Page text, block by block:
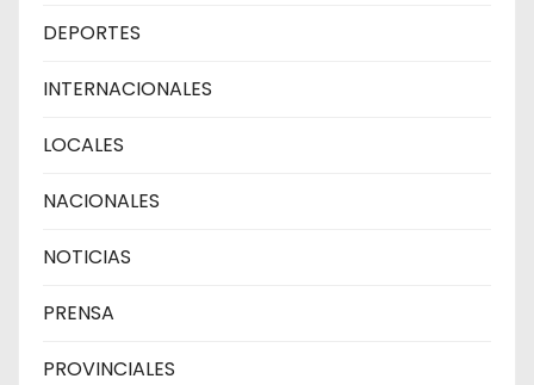
DEPORTES
INTERNACIONALES
LOCALES
NACIONALES
NOTICIAS
PRENSA
PROVINCIALES